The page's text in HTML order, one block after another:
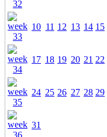
10 11 12 13 14 15
17 18 19 20 21 22
24 25 26 27 28 29
31